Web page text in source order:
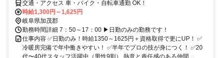
交通・アクセス 車・バイク・自転車通勤 OK！
時給1,300円～1,625円
岐阜県加茂郡
勤務時間詳細 7：50～17：00 ▶日勤のみの勤務です！
仕事内容 ✅日勤のみ！時給1350～1625円＋資格取得で更にUP！ ✅
冷暖房完備で年中働きやすい！ ✅半年でプロの技が身につく！ ✅20
代〜40代スタッフ活躍中（男性9割） 熱意と責任感のある仲間...